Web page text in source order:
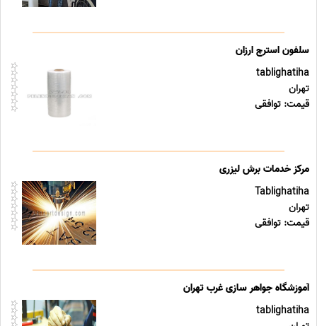
سلفون استرچ ارزان
tablighatiha
تهران
قیمت: توافقی
مرکز خدمات برش لیزری
Tablighatiha
تهران
قیمت: توافقی
آموزشگاه جواهر سازی غرب تهران
tablighatiha